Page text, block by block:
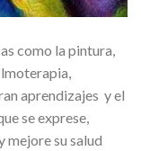
como la pintura,
aprendizajes y el
se exprese,
mejore su salud